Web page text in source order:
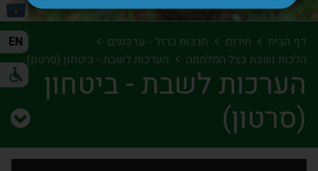
EN דף הבית חירום
חרבות ברזל - עדכונים
הלכות ושבת בצל המלחמה
הערכות לשבת - ביטחון (סרטון)
הערכות לשבת - ביטחון
(סרטון)